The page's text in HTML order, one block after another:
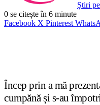
Știri
0 se citește în 6 minute
Facebook X Pinterest
Încep prin a mă
cumpănă și s-au